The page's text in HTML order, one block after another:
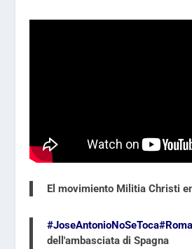
El movimiento Militia Christi
#JoseAntonioNoSeToca#Roma
dell'ambasciata di Spagna